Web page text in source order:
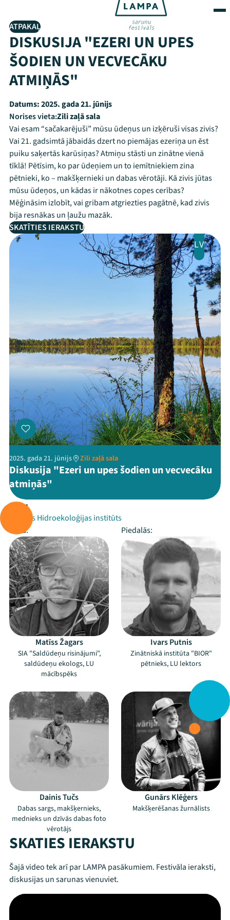
ATPAKAĻ
DISKUSIJA "EZERI UN UPES
ŠODIEN UN VECVECĀKU
ATMIŅĀS"
Datums:2025. gada 21. jūnijs
Norises vieta:Zili zaļā sala
Vai esam “sačakarējuši” mūsu ūdeņus un izķēruši visas zivis?
Vai 21. gadsimtā jābaidās dzert no piemājas ezeriņa un ēst
puiku saķertās karūsiņas? Atmiņu stāsti un zinātne vienā
tīklā! Pētīsim, ko par ūdeņiem un to iemītniekiem zina
pētnieki, ko – makšķernieki un dabas vērotāji. Kā zivis jūtas
mūsu ūdeņos, un kādas ir nākotnes copes cerības?
Mēģināsim izlobīt, vai gribam atgriezties pagātnē, kad zivis
bija resnākas un ļaužu mazāk.
SKATĪTIES IERAKSTU
LV
2025. gada 21. jūnijs Zili zaļā sala
Diskusija "Ezeri un upes šodien un vecvecāku
atmiņās"
Rīko:
Latvijas Hidroekoloģijas institūts
Vada:
Piedalās:
Matīss Žagars
SIA "Saldūdeņu risinājumi",
saldūdeņu ekologs, LU
mācībspēks
Ivars Putnis
Zinātniskā institūta "BIOR"
pētnieks, LU lektors
Dainis Tučs
Dabas sargs, makšķernieks,
mednieks un dzīvās dabas foto
vērotājs
Gunārs Klēģers
Makšķerēšanas žurnālists
SKATIES IERAKSTU
Šajā video tek arī par LAMPA pasākumiem. Festivāla ieraksti,
diskusijas un sarunas vienuviet.